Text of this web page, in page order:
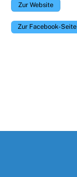
Zur Website
Zur Facebook-Seite